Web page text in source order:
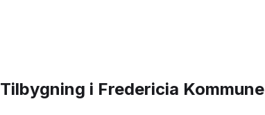
Tilbygning i Fredericia Kommune